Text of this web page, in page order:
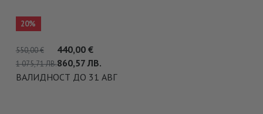
20%
440,00 €
860,57ЛВ.
550,00€
1 075,71 ЛВ.
ВАЛИДНОСТ ДО 31 АВГ